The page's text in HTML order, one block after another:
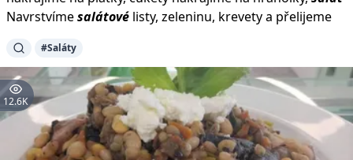
Navrstvímesalátové listy, zeleninu, krevety a přelijeme
#Saláty
12.6K